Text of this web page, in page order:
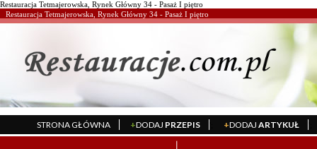
Restauracja Tetmajerowska, Rynek Główny 34 - Pasaż I piętro
Restauracja Tetmajerowska, Rynek Główny 34 - Pasaż I piętro
STRONA GŁÓWNA +DODAJ PRZEPIS +DODAJ ARTYKUŁ